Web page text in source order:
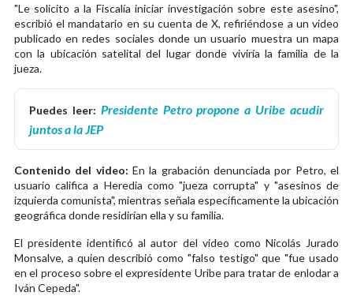
"Le solicito a la Fiscalía iniciar investigación sobre este asesino",
escribió el mandatario en su cuenta de X, refiriéndose a un video
publicado en redes sociales donde un usuario muestra un mapa
con la ubicación satelital del lugar donde viviría la familia de la
jueza.
Puedes leer: Presidente Petro propone a Uribe acudir
juntos a la JEP
Contenido del video: En la grabación denunciada por Petro, el
usuario califica a Heredia como "jueza corrupta" y "asesinos de
izquierda comunista", mientras señala específicamente la ubicación
geográfica donde residirían ella y su familia.
El presidente identificó al autor del video como Nicolás Jurado
Monsalve, a quien describió como "falso testigo" que "fue usado
en el proceso sobre el expresidente Uribe para tratar de enlodar a
Iván Cepeda".